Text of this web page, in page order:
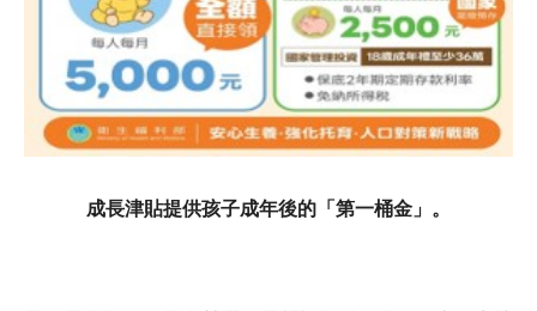
成長津貼提供孩子成年後的「第一桶金」。